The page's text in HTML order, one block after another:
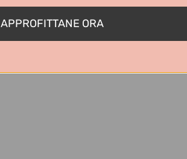
APPROFITTANE ORA